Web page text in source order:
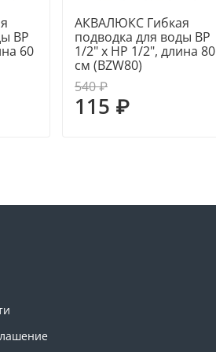
ВР
60
АКВАЛЮКС Гибкая
подводка для воды ВР
1/2" х НР 1/2", длина 80
см (BZW80)
540 ₽
115 ₽